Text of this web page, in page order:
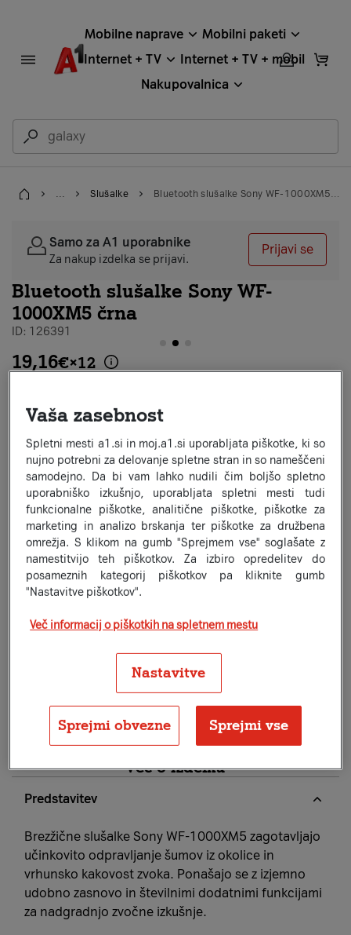
Mobilne naprave
Mobilni paketi
Internet + TV
Internet + TV + mobil
Nakupovalnica
Home
... Slušalke Bluetooth slušalke Sony WF-1000XM5 črna
Samo za A1 uporabnike
Za nakup izdelka se prijavi.
Prijavi se
Bluetooth slušalke Sony WF-
1000XM5 črna
ID: 126391
19,16€×12
Ni na zalogi
Obvesti me, ko bo na voljo
Primerjaj izdelek
Potrebuješ pomoč? Pogovori se pred nakupom
Brezplačna dostava
14 dni za vračilo
Možnost podaljšanega jamstva
Varno plačilo
Več o izdelku
Predstavitev
Brezžične slušalke Sony WF-1000XM5 zagotavljajo
učinkovito odpravljanje šumov iz okolice in
vrhunsko kakovost zvoka. Ponašajo se z izjemno
udobno zasnovo in številnimi dodatnimi funkcijami
za nadgradnjo zvočne izkušnje.
Vaša zasebnost
Spletni mesti a1.si in moj.a1.si uporabljata piškotke, ki so
nujno potrebni za delovanje spletne stran in so nameščeni
samodejno. Da bi vam lahko nudili čim boljšo spletno
uporabniško izkušnjo, uporabljata spletni mesti tudi
funkcionalne piškotke, analitične piškotke, piškotke za
marketing in analizo brskanja ter piškotke za družbena
omrežja. S klikom na gumb "Sprejmem vse" soglašate z
namestitvijo teh piškotkov. Za izbiro opredelitev do
posameznih kategorij piškotkov pa kliknite gumb
"Nastavitve piškotkov".
Več informacij o piškotkih na spletnem mestu
Nastavitve
Sprejmi obvezne Sprejmi vse